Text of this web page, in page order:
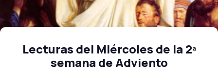
Lecturas del Miércoles de la 2ª
semana de Adviento